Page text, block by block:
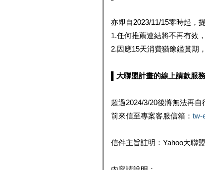
亦即自2023/11/15零時起，
1.任何推薦連結將不再有效
2.因應15天消費猶豫鑑賞期
▌大聯盟計畫的線上請款服
超過2024/3/20後將無法再
前來信至專案客服信箱： tw-
信件主旨註明：Yahoo大聯